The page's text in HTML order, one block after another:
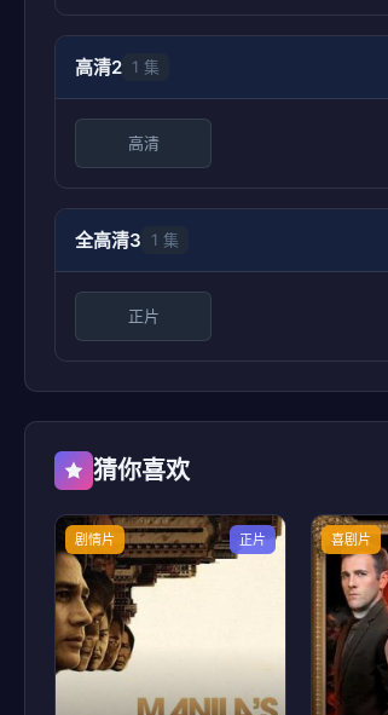
高清2 1 集
高清
全高清3 1 集
正片
猜你喜欢
剧情片 正片 喜剧片